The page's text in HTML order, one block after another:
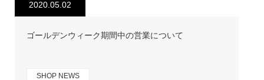
2020.05.02
ゴールデンウィーク期間中の営業について
SHOP NEWS